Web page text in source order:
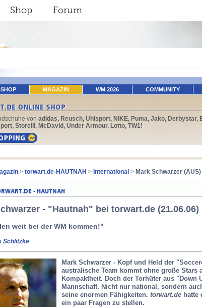
Shop Forum
MAGAZIN WM 2026 COMMUNITY
von adidas, Reusch, Uhlsport, NIKE, Puma, Jako, Derbystar,
Storelli, McDavid, Under Armour, Lotto, TW1!
> torwart.de-HAUTNAH > International > Mark Schwarzer (AUS)
- "Hautnah" bei torwart.de (21.06.06)
weit bei der WM kommen!"
Schlitzke
Mark Schwarzer - Kopf und Held der
australische Team kommt ohne große Stars
Kompaktheit. Doch der Torhüter aus "Down
Mannschaft. Nicht nur national, sondern
seine enormen Fähigkeiten. torwart.de hatte
ein paar Fragen zu stellen.